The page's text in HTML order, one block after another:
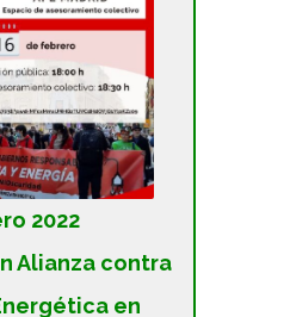
2022
Alianza contra
en